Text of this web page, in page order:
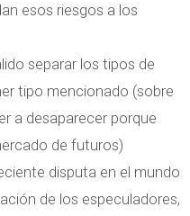
esos riesgos a los
separar los tipos de
tipo mencionado (sobre
a desaparecer porque
de futuros)
disputa en el mundo
de los especuladores,